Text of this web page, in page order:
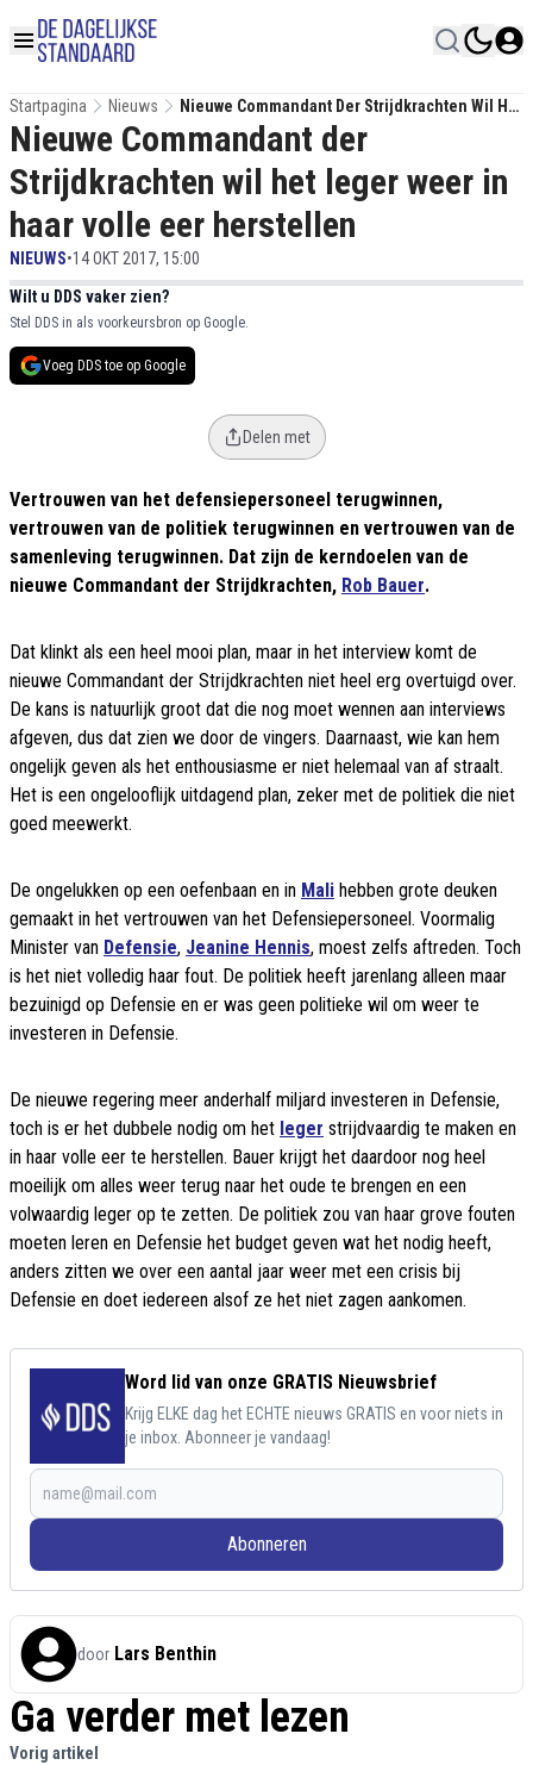
Startpagina Nieuws
Nieuwe Commandant Der Strijdkrachten Wil Het
Leger Weer In Haar Volle Eer Herstellen
Nieuwe Commandant der
Strijdkrachten wil het leger weer in
haar volle eer herstellen
NIEUWS•14 OKT 2017, 15:00
Wilt u DDS vaker zien?
Stel DDS in als voorkeursbron op Google.
Voeg DDS toe op Google
Delen met
Vertrouwen van het defensiepersoneel terugwinnen,
vertrouwen van de politiek terugwinnen en vertrouwen van de
samenleving terugwinnen. Dat zijn de kerndoelen van de
nieuwe Commandant der Strijdkrachten, Rob Bauer.
Dat klinkt als een heel mooi plan, maar in het interview komt de
nieuwe Commandant der Strijdkrachten niet heel erg overtuigd over.
De kans is natuurlijk groot dat die nog moet wennen aan interviews
afgeven, dus dat zien we door de vingers. Daarnaast, wie kan hem
ongelijk geven als het enthousiasme er niet helemaal van af straalt.
Het is een ongelooflijk uitdagend plan, zeker met de politiek die niet
goed meewerkt.
De ongelukken op een oefenbaan en in Mali hebben grote deuken
gemaakt in het vertrouwen van het Defensiepersoneel. Voormalig
Minister van Defensie, Jeanine Hennis, moest zelfs aftreden. Toch
is het niet volledig haar fout. De politiek heeft jarenlang alleen maar
bezuinigd op Defensie en er was geen politieke wil om weer te
investeren in Defensie.
De nieuwe regering meer anderhalf miljard investeren in Defensie,
toch is er het dubbele nodig om het leger strijdvaardig te maken en
in haar volle eer te herstellen. Bauer krijgt het daardoor nog heel
moeilijk om alles weer terug naar het oude te brengen en een
volwaardig leger op te zetten. De politiek zou van haar grove fouten
moeten leren en Defensie het budget geven wat het nodig heeft,
anders zitten we over een aantal jaar weer met een crisis bij
Defensie en doet iedereen alsof ze het niet zagen aankomen.
Word lid van onze GRATIS Nieuwsbrief
Krijg ELKE dag het ECHTE nieuws GRATIS en voor niets in
je inbox. Abonneer je vandaag!
Abonneren
door Lars Benthin
Ga verder met lezen
Vorig artikel